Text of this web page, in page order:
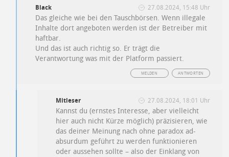
Black 27.08.2024, 15:48 Uhr
Das gleiche wie bei den Tauschbörsen. Wenn illegale
Inhalte dort angeboten werden ist der Betreiber mit
haftbar.
Und das ist auch richtig so. Er trägt die
Verantwortung was mit der Platform passiert.
ANTWORTEN
MELDEN
Mitleser 27.08.2024, 18:01 Uhr
Kannst du (ernstes Interesse, aber vielleicht
hier auch nicht Kürze möglich) präzisieren, wie
das deiner Meinung nach ohne paradox ad-
absurdum geführt zu werden funktionieren
oder aussehen sollte – also der Einklang von